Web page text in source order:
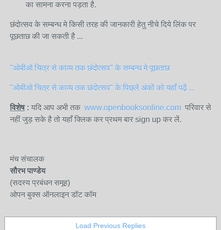
का सामना करना पड़ता है.
छंदोत्सव के सम्बन्ध मे किसी तरह की जानकारी हेतु नीचे दिये लिंक पर
पूछताछ की जा सकती है ...
"ओबीओ चित्र से काव्य तक छंदोत्सव" के सम्बन्ध मे पूछताछ
"ओबीओ चित्र से काव्य तक छंदोत्सव" के पिछ्ले अंकों को यहाँ पढ़ें ...
विशेष : यदि आप अभी तक www.openbooksonline.com परिवार से
नहीं जुड़ सके है तो यहाँ क्लिक कर प्रथम बार sign up कर लें.
मंच संचालक
सौरभ पाण्डेय
(सदस्य प्रबंधन समूह)
ओपन बुक्स ऑनलाइन डॉट कॉम
Load Previous Replies